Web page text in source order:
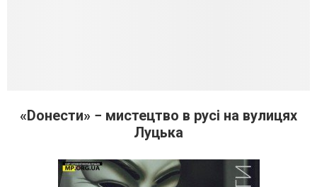
«Doнести» − мистецтво в русі на вулицях
Луцька